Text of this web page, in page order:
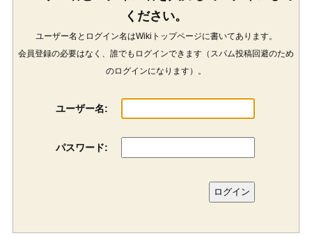
ください。
ユーザー名とログイン名はWikiトップページに書いてあります。
会員登録の必要はなく、誰でもログインできます（スパム投稿回避のため
のログインになります）。
ユーザー名:
パスワード: